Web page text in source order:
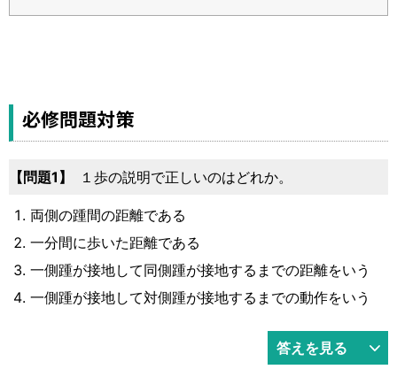
必修問題対策
1 １歩の説明で正しいのはどれか。
両側の踵間の距離である
一分間に歩いた距離である
一側踵が接地して同側踵が接地するまでの距離をいう
一側踵が接地して対側踵が接地するまでの動作をいう
答えを見る